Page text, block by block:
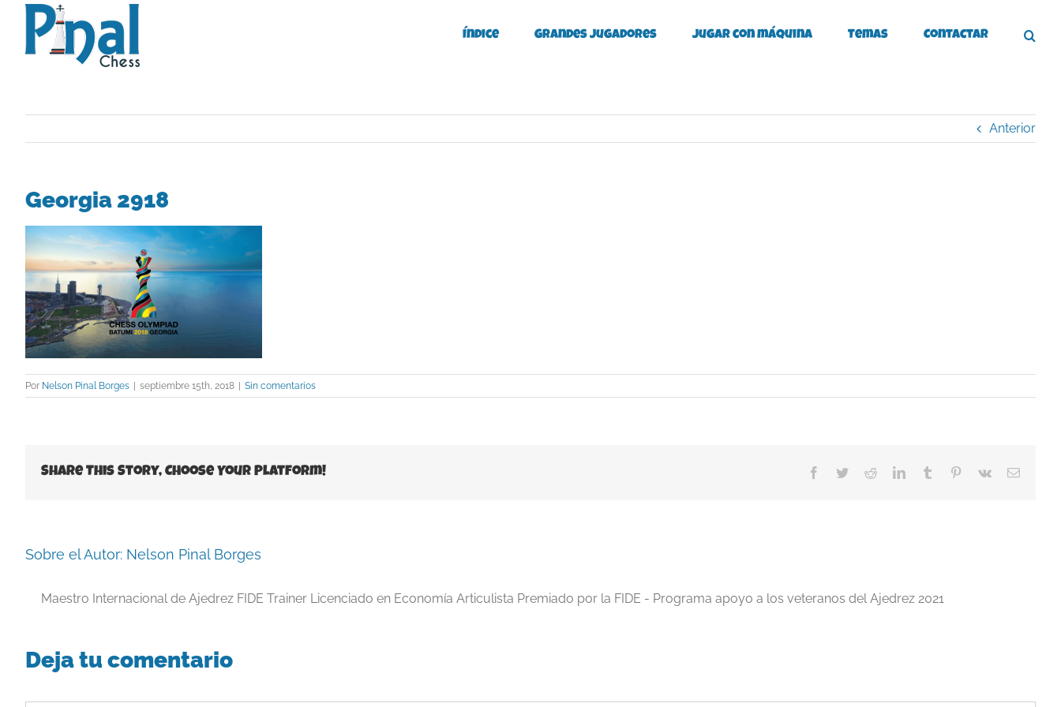
Saltar
contenido
Índice Grandes Jugadores Jugar con máquina Temas Contactar
Anterior
Georgia 2918
Por Nelson Pinal Borges | septiembre 15th, 2018 | Sin comentarios
Share This Story, Choose Your Platform! Facebook
TwitterRedditLinkedInTumblr Pinterest
Vk
Correo
Sobre el Autor: Nelson Pinal Borges
Maestro Internacional de Ajedrez FIDE Trainer Licenciado en Economía Articulista Premiado por la FIDE - Programa apoyo a los veteranos del Ajedrez 2021
Deja tu comentario